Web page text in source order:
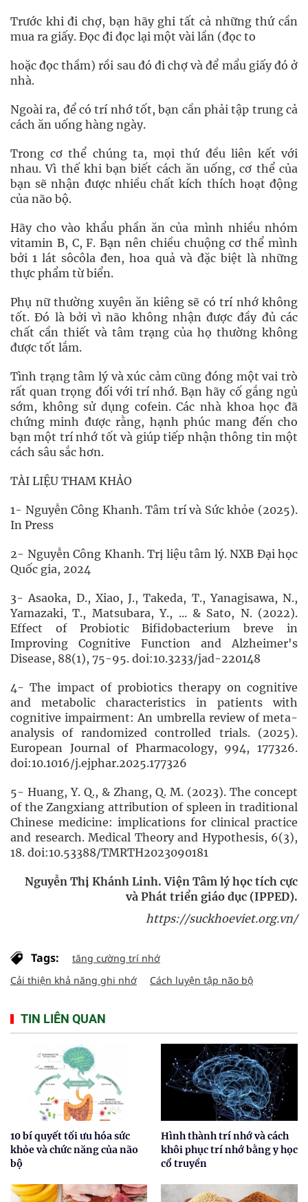
Trước khi đi chợ, bạn hãy ghi tất cả những thứ cần
mua ra giấy. Đọc đi đọc lại một vài lần (đọc to
hoặc đọc thầm) rồi sau đó đi chợ và để mẩu giấy đó ở
nhà.
Ngoài ra, để có trí nhớ tốt, bạn cần phải tập trung cả
cách ăn uống hàng ngày.
Trong cơ thể chúng ta, mọi thứ đều liên kết với
nhau. Vì thế khi bạn biết cách ăn uống, cơ thể của
bạn sẽ nhận được nhiều chất kích thích hoạt động
của não bộ.
Hãy cho vào khẩu phần ăn của mình nhiều nhóm
vitamin B, C, F. Bạn nên chiều chuộng cơ thể mình
bởi 1 lát sôcôla đen, hoa quả và đặc biệt là những
thực phẩm từ biển.
Phụ nữ thường xuyên ăn kiêng sẽ có trí nhớ không
tốt. Đó là bởi vì não không nhận được đầy đủ các
chất cần thiết và tâm trạng của họ thường không
được tốt lắm.
Tình trạng tâm lý và xúc cảm cũng đóng một vai trò
rất quan trọng đối với trí nhớ. Bạn hãy cố gắng ngủ
sớm, không sử dụng cofein. Các nhà khoa học đã
chứng minh được rằng, hạnh phúc mang đến cho
bạn một trí nhớ tốt và giúp tiếp nhận thông tin một
cách sâu sắc hơn.
TÀI LIỆU THAM KHẢO
1- Nguyễn Công Khanh. Tâm trí và Sức khỏe (2025).
In Press
2- Nguyễn Công Khanh. Trị liệu tâm lý. NXB Đại học
Quốc gia, 2024
3- Asaoka, D., Xiao, J., Takeda, T., Yanagisawa, N.,
Yamazaki, T., Matsubara, Y., ... & Sato, N. (2022).
Effect of Probiotic Bifidobacterium breve in
Improving Cognitive Function and Alzheimer's
Disease, 88(1), 75-95. doi:10.3233/jad-220148
4- The impact of probiotics therapy on cognitive
and metabolic characteristics in patients with
cognitive impairment: An umbrella review of meta-
analysis of randomized controlled trials. (2025).
European Journal of Pharmacology, 994, 177326.
doi:10.1016/j.ejphar.2025.177326
5- Huang, Y. Q., & Zhang, Q. M. (2023). The concept
of the Zangxiang attribution of spleen in traditional
Chinese medicine: implications for clinical practice
and research. Medical Theory and Hypothesis, 6(3),
18. doi:10.53388/TMRTH2023090181
Nguyễn Thị Khánh Linh. Viện Tâm lý học tích cực
và Phát triển giáo dục (IPPED).
https://suckhoeviet.org.vn/
Tags:
tăng cường trí nhớ
Cải thiện khả năng ghi nhớ
Cách luyện tập não bộ
TIN LIÊN QUAN
10 bí quyết tối ưu hóa sức
khỏe và chức năng của não
bộ
Hình thành trí nhớ và cách
khôi phục trí nhớ bằng y học
cổ truyền